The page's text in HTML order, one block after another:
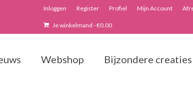
Inloggen Register Profiel Mijn Account
Je winkelmand -€0.00
Webshop Bijzondere creaties